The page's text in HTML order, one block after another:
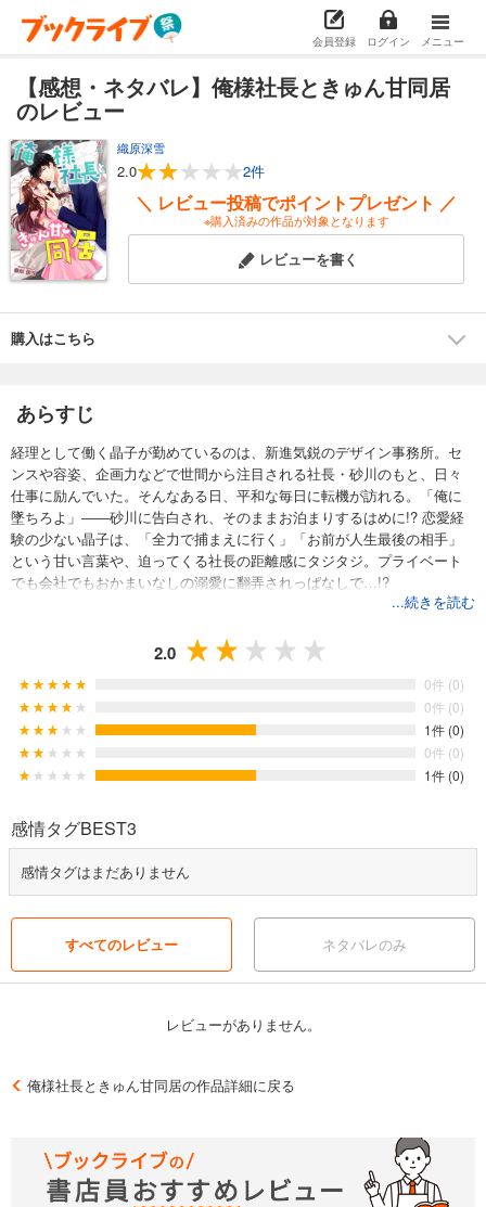
会員登録 ログイン メニュー
【感想・ネタバレ】俺様社長ときゅん甘同居
のレビュー
織原深雪
2.0 2件
＼ レビュー投稿でポイントプレゼント ／
※購入済みの作品が対象となります
レビューを書く
購入はこちら
あらすじ
経理として働く晶子が勤めているのは、新進気鋭のデザイン事務所。セ
ンスや容姿、企画力などで世間から注目される社長・砂川のもと、日々
仕事に励んでいた。そんなある日、平和な毎日に転機が訪れる。「俺に
墜ちろよ」――砂川に告白され、そのままお泊まりするはめに!? 恋愛経
験の少ない晶子は、「全力で捕まえに行く」「お前が人生最後の相手」
という甘い言葉や、迫ってくる社長の距離感にタジタジ。プライベート
でも会社でもおかまいなしの溺愛に翻弄されっぱなしで…!?
...続きを読む
2.0
0件 (0)
0件 (0)
1件 (0)
0件 (0)
1件 (0)
感情タグBEST3
感情タグはまだありません
すべてのレビュー ネタバレのみ
レビューがありません。
俺様社長ときゅん甘同居の作品詳細に戻る